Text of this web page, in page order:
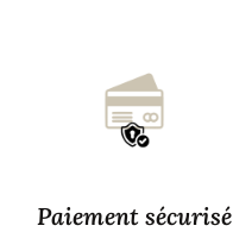
Paiement sécurisé